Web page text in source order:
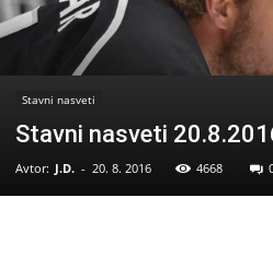
Stavni nasveti
Stavni nasveti
Avtor: J.D. - 20. 8. 2016 4668